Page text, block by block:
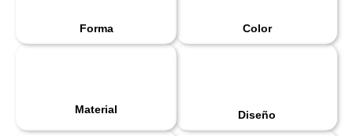
Forma Color
Material Diseño